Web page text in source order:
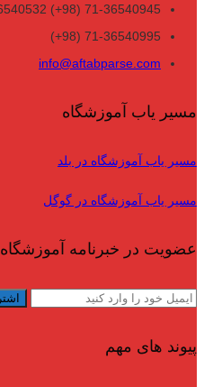
71-36540945 (98+) 71-36540532 (98+)
71-36540995 (98+)
info@aftabparse.com
مسیر یاب آموزشگاه
مسیر یاب آموزشگاه در بلد
مسیر یاب آموزشگاه در گوگل
عضویت در خبرنامه آموزشگاه
پیوند های مهم